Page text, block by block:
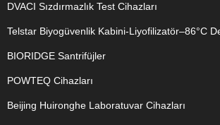
DVACI Sızdırmazlık Test Cihazları
Telstar Biyogüvenlik Kabini-Liyofilizatör–86°C
BIORIDGE Santrifüjler
POWTEQ Cihazları
Beijing Huironghe Laboratuvar Cihazları